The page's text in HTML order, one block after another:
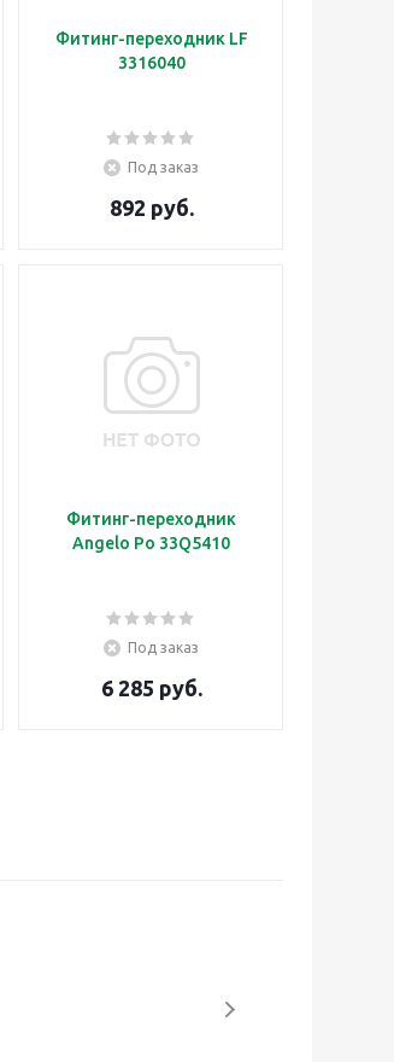
Фитинг-переходник LF
3316040
Под заказ
892 руб.
Фитинг-переходник
Angelo Po 33Q5410
Под заказ
6 285 руб.